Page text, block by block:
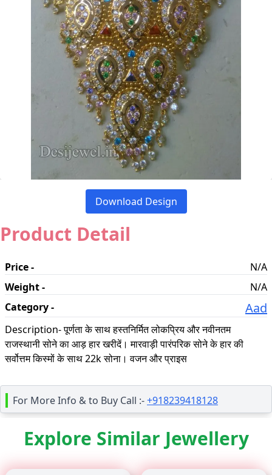
Download Design
Product Detail
Price -
N/A
Weight -
N/A
Category -
Aad
Description-पूर्णता के साथ हस्तनिर्मित लोकप्रिय और नवीनतम
राजस्थानी सोने का आड़ हार खरीदें। मारवाड़ी पारंपरिक सोने के हार की
सर्वोत्तम किस्मों के साथ 22k सोना। वजन और प्राइस
For More Info & to Buy Call :-+918239418128
Explore Similar Jewellery